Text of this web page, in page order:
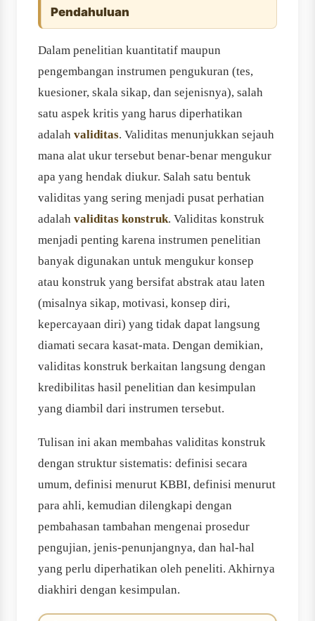
Pendahuluan
Dalam penelitian kuantitatif maupun
pengembangan instrumen pengukuran (tes,
kuesioner, skala sikap, dan sejenisnya), salah
satu aspek kritis yang harus diperhatikan
adalah validitas. Validitas menunjukkan sejauh
mana alat ukur tersebut benar-benar mengukur
apa yang hendak diukur. Salah satu bentuk
validitas yang sering menjadi pusat perhatian
adalah validitas konstruk. Validitas konstruk
menjadi penting karena instrumen penelitian
banyak digunakan untuk mengukur konsep
atau konstruk yang bersifat abstrak atau laten
(misalnya sikap, motivasi, konsep diri,
kepercayaan diri) yang tidak dapat langsung
diamati secara kasat-mata. Dengan demikian,
validitas konstruk berkaitan langsung dengan
kredibilitas hasil penelitian dan kesimpulan
yang diambil dari instrumen tersebut.
Tulisan ini akan membahas validitas konstruk
dengan struktur sistematis: definisi secara
umum, definisi menurut KBBI, definisi menurut
para ahli, kemudian dilengkapi dengan
pembahasan tambahan mengenai prosedur
pengujian, jenis-penunjangnya, dan hal-hal
yang perlu diperhatikan oleh peneliti. Akhirnya
diakhiri dengan kesimpulan.